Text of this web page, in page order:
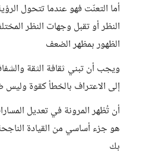
أما التعنّت فهو عندما تتحول
النظر أو تقبل وجهات النظر
الظهور بمظهر الضعف
ويجب أن تبني ثقافة الثقة
إلى الاعتراف بالخطأ كقوة وليس
أن تُظهر المرونة في تعديل
هو جزء أساسي من القيادة
بك